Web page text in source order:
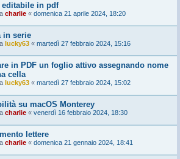
editabile in pdf
charlie « domenica 21 aprile 2024, 18:20
in serie
lucky63 « martedì 27 febbraio 2024, 15:16
in PDF un foglio attivo assegnando nome
cella
lucky63 « martedì 27 febbraio 2024, 15:02
su macOS Monterey
charlie « venerdì 16 febbraio 2024, 18:30
lettere
charlie « domenica 21 gennaio 2024, 18:41